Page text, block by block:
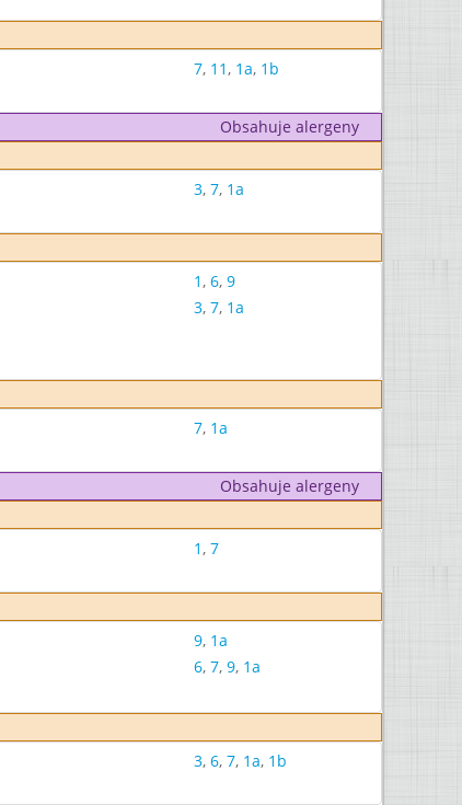
7, 11, 1a, 1b
Obsahuje alergeny
3, 7, 1a
1, 6, 9
3, 7, 1a
7, 1a
Obsahuje alergeny
1, 7
9, 1a
6, 7, 9, 1a
3, 6, 7, 1a, 1b